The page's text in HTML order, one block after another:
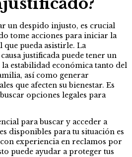
un despido injusto, es crucial
tome acciones para iniciar la
que pueda asistirle. La
justificada puede tener un
estabilidad económica tanto del
así como generar
que afecten su bienestar. Es
opciones legales para
para buscar y acceder a
disponibles para tu situación es
experiencia en reclamos por
puede ayudar a proteger tus